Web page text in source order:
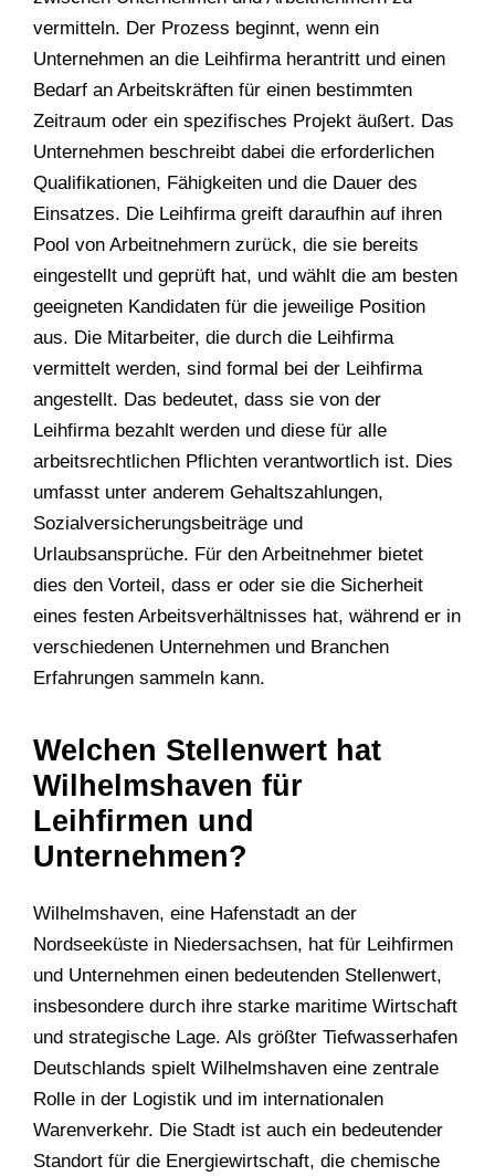
vermitteln. Der Prozess beginnt, wenn ein
Unternehmen an die Leihfirma herantritt und einen
Bedarf an Arbeitskräften für einen bestimmten
Zeitraum oder ein spezifisches Projekt äußert. Das
Unternehmen beschreibt dabei die erforderlichen
Qualifikationen, Fähigkeiten und die Dauer des
Einsatzes. Die Leihfirma greift daraufhin auf ihren
Pool von Arbeitnehmern zurück, die sie bereits
eingestellt und geprüft hat, und wählt die am besten
geeigneten Kandidaten für die jeweilige Position
aus. Die Mitarbeiter, die durch die Leihfirma
vermittelt werden, sind formal bei der Leihfirma
angestellt. Das bedeutet, dass sie von der
Leihfirma bezahlt werden und diese für alle
arbeitsrechtlichen Pflichten verantwortlich ist. Dies
umfasst unter anderem Gehaltszahlungen,
Sozialversicherungsbeiträge und
Urlaubsansprüche. Für den Arbeitnehmer bietet
dies den Vorteil, dass er oder sie die Sicherheit
eines festen Arbeitsverhältnisses hat, während er in
verschiedenen Unternehmen und Branchen
Erfahrungen sammeln kann.
Welchen Stellenwert hat
Wilhelmshaven für
Leihfirmen und
Unternehmen?
Wilhelmshaven, eine Hafenstadt an der
Nordseeküste in Niedersachsen, hat für Leihfirmen
und Unternehmen einen bedeutenden Stellenwert,
insbesondere durch ihre starke maritime Wirtschaft
und strategische Lage. Als größter Tiefwasserhafen
Deutschlands spielt Wilhelmshaven eine zentrale
Rolle in der Logistik und im internationalen
Warenverkehr. Die Stadt ist auch ein bedeutender
Standort für die Energiewirtschaft, die chemische